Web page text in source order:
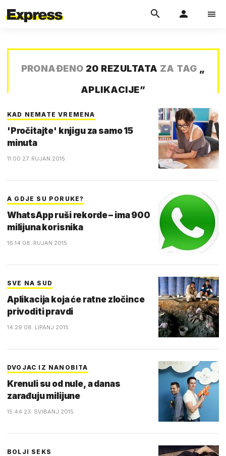
PRONAĐENO 20 REZULTATA ZA TAG „
APLIKACIJE”
KAD NEMATE VREMENA
'Pročitajte' knjigu za samo 15
minuta
11:00 27. RUJAN 2015.
A GDJE SU PORUKE?
WhatsApp ruši rekorde – ima 900
milijuna korisnika
16:14 08. RUJAN 2015.
SVE NA SUD
Aplikacija koja će ratne zločince
privoditi pravdi
14:29 08. LIPANJ 2015.
DVOJAC IZ NANOBITA
Krenuli su od nule, a danas
zarađuju milijune
15:44 23. SVIBANJ 2015.
BOLJI SEKS